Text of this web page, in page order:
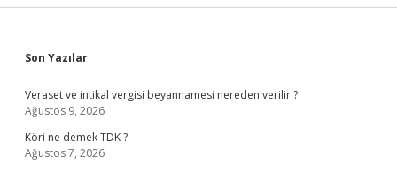
Sidebar
Son Yazılar
Veraset ve intikal vergisi beyannamesi nereden verilir ?
Ağustos 9, 2026
Köri ne demek TDK ?
Ağustos 7, 2026